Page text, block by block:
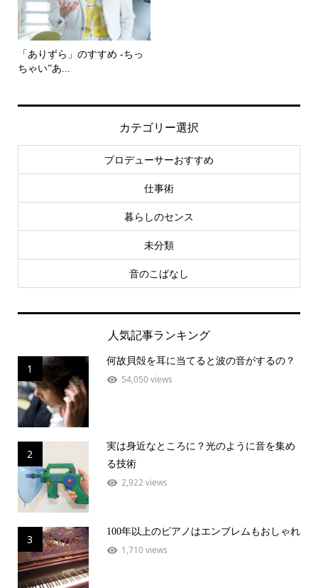
「ありずら」のすすめ -ちっ
ちゃい”あ...
カテゴリー選択
プロデューサーおすすめ
仕事術
暮らしのセンス
未分類
音のこばなし
人気記事ランキング
1
何故貝殻を耳に当てると波の音がするの？
54,050 views
2
実は身近なところに？光のように音を集め
る技術
2,922 views
3
100年以上のピアノはエンブレムもおしゃれ
1,710 views